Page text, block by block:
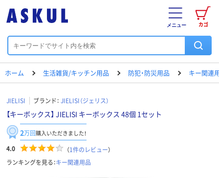
カゴ
メニュー
ホーム 生活雑貨/キッチン用品 防犯・防災用品 キー関連
JIELISI ブランド： JIELISI（ジェリス）
【キーボックス】 JIELISI キーボックス 48個 1セット
2万回購入いただきました！
4.0 （1件のレビュー）
ランキングを見る：キー関連用品